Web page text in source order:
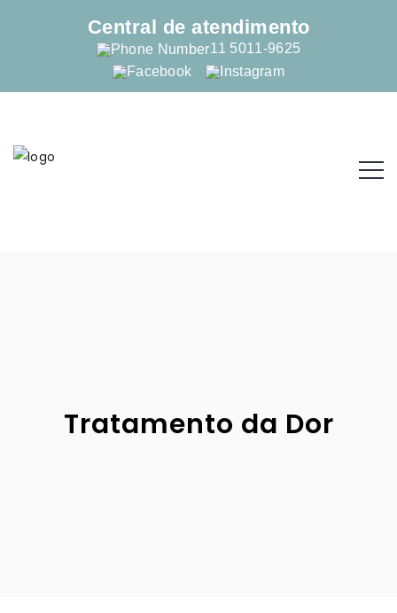
Central de atendimento
11 5011-9625
Tratamento da Dor